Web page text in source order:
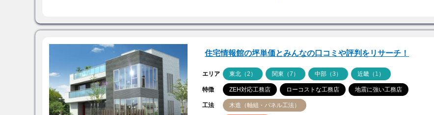
住宅情報館の坪単価とみんなの口コミや評判をリサーチ！
エリア 東北（2） 関東（7） 中部（3） 近畿（1）
特徴 ZEH対応工務店 ローコストな工務店 地震に強い工務店
工法 木造（軸組・パネル工法）